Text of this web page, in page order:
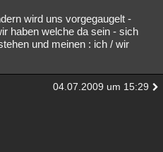
wird uns vorgegaugelt -
haben welche da sein - sich
und meinen : ich / wir
04.07.2009 um 15:29